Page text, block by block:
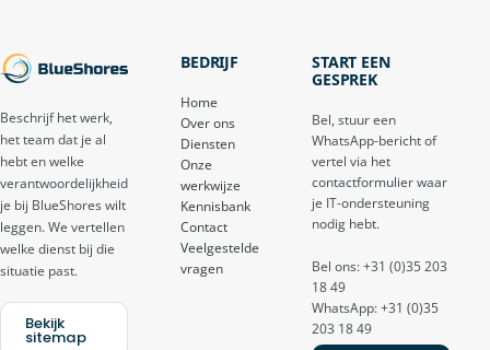
Beschrijf het werk,
het team dat je al
hebt en welke
verantwoordelijkheid
je bij BlueShores wilt
leggen. We vertellen
welke dienst bij die
situatie past.
Bekijk
sitemap
BEDRIJF
Home
Over ons
Diensten
Onze
werkwijze
Kennisbank
Contact
Veelgestelde
vragen
START EEN
GESPREK
Bel, stuur een
WhatsApp-bericht of
vertel via het
contactformulier waar
je IT-ondersteuning
nodig hebt.
Bel ons: +31 (0)35 203
18 49
WhatsApp: +31 (0)35
203 18 49